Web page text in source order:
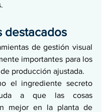
destacados
de gestión visual
importantes para los
producción ajustada.
el ingrediente secreto
a que las cosas
mejor en la planta de